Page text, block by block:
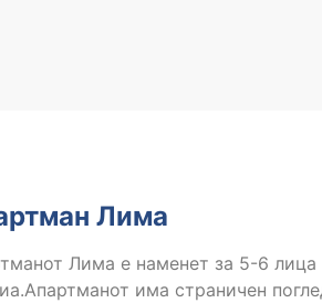
Лима
Лима е наменет за 5-6
има страничен